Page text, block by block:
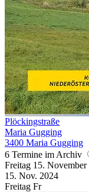
Plöckingstraße
Maria Gugging
3400 Maria Gugging
6 Termine im Archiv
Freitag 15. November
15. Nov. 2024
Freitag Fr